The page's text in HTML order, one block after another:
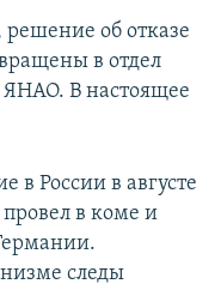
об отказе
в отдел
ЯНАО. В настоящее
в России в августе
в коме и
следы